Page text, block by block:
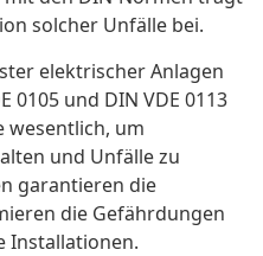
solcher Unfälle bei.
elektrischer Anlagen
0105 und DIN VDE 0113
wesentlich, um
und Unfälle zu
garantieren die
die Gefährdungen
Installationen.